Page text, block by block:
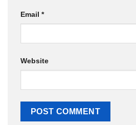
Email *
Website